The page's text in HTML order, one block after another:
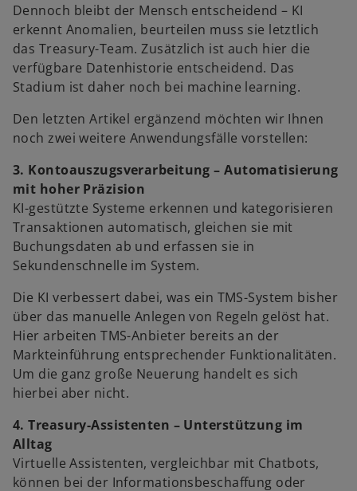
Dennoch bleibt der Mensch entscheidend – KI
erkennt Anomalien, beurteilen muss sie letztlich
das Treasury-Team. Zusätzlich ist auch hier die
verfügbare Datenhistorie entscheidend. Das
Stadium ist daher noch bei machine learning.
Den letzten Artikel ergänzend möchten wir Ihnen
noch zwei weitere Anwendungsfälle vorstellen:
3. Kontoauszugsverarbeitung – Automatisierung
mit hoher Präzision
KI-gestützte Systeme erkennen und kategorisieren
Transaktionen automatisch, gleichen sie mit
Buchungsdaten ab und erfassen sie in
Sekundenschnelle im System.
Die KI verbessert dabei, was ein TMS-System bisher
über das manuelle Anlegen von Regeln gelöst hat.
Hier arbeiten TMS-Anbieter bereits an der
Markteinführung entsprechender Funktionalitäten.
Um die ganz große Neuerung handelt es sich
hierbei aber nicht.
4. Treasury-Assistenten – Unterstützung im
Alltag
Virtuelle Assistenten, vergleichbar mit Chatbots,
können bei der Informationsbeschaffung oder